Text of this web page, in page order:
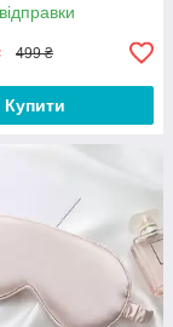
499 ₴
Купити